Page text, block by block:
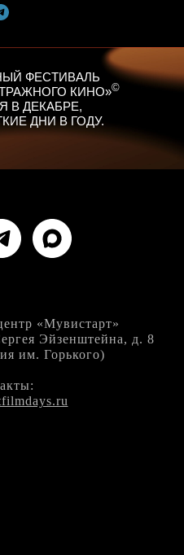
ФЕСТИВАЛЬ
КИНО»©
В ДЕКАБРЕ,
ДНИ В ГОДУ.
«Мувистарт»
Эйзенштейна, д. 8
им. Горького)